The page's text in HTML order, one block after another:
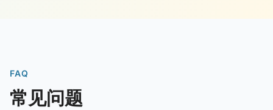
FAQ
常见问题